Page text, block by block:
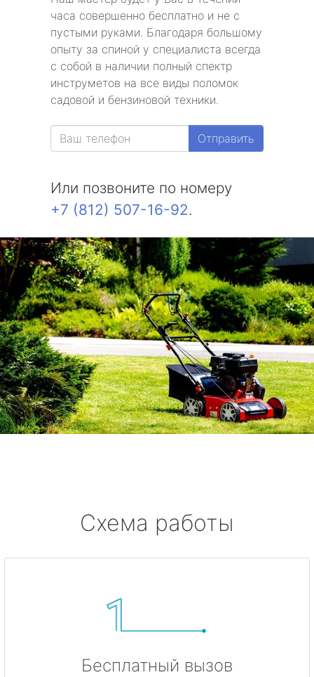
часа совершенно бесплатно и не с
пустыми руками. Благодаря большому
опыту за спиной у специалиста всегда
с собой в наличии полный спектр
инструметов на все виды поломок
садовой и бензиновой техники.
Отправить
Или позвоните по номеру
+7 (812) 507-16-92.
Схема работы
Бесплатный вызов